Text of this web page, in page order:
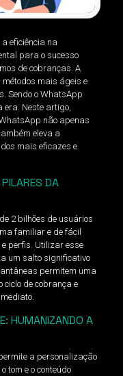
eficiência na
para o sucesso
de cobranças. A
mais ágeis e
Sendo o WhatsApp
Neste artigo,
não apenas
eleva a
mais eficazes e
DA
2 bilhões de usuários
familiar e de fácil
perfis. Utilizar esse
um salto significativo
permitem uma
ciclo de cobrança e
HUMANIZANDO A
a personalização
tom e o conteúdo